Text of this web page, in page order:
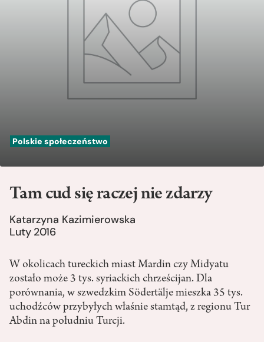
Polskie społeczeństwo
Tam cud się raczej nie zdarzy
Katarzyna Kazimierowska
Luty 2016
W okolicach tureckich miast Mardin czy Midyatu
zostało może 3 tys. syriackich chrześcijan. Dla
porównania, w szwedzkim Södertälje mieszka 35 tys.
uchodźców przybyłych właśnie stamtąd, z regionu Tur
Abdin na południu Turcji.